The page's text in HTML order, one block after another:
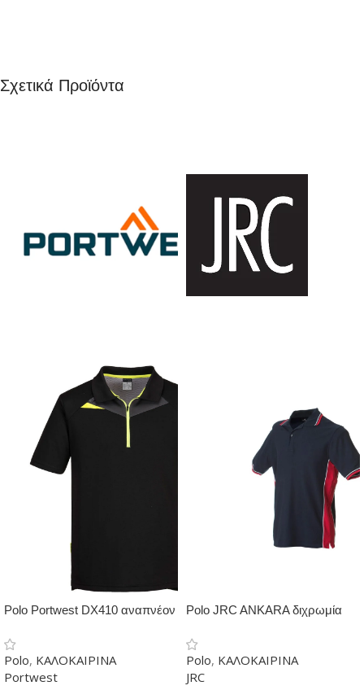
Σχετικά Προϊόντα
Polo Portwest DX410 αναπνέον
Polo, ΚΑΛΟΚΑΙΡΙΝΑ
Portwest
Polo JRC ANKARA διχρωμία
Polo, ΚΑΛΟΚΑΙΡΙΝΑ
JRC